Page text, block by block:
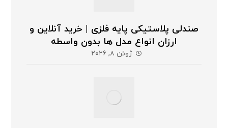
صندلی پلاستیکی پایه فلزی | خرید آنلاین و
ارزان انواع مدل ها بدون واسطه
ژوئن ۸, ۲۰۲۶